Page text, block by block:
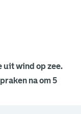
uit wind op zee.
na om 5